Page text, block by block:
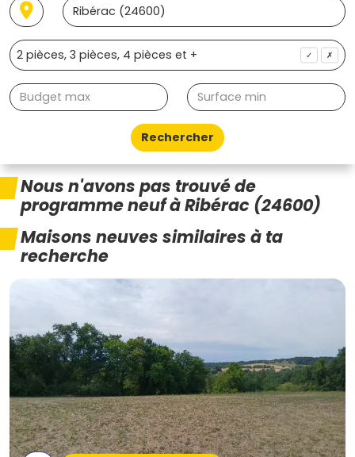
✓ ✗
Rechercher
Nous n'avons pas trouvé de
programme neuf à Ribérac (24600)
Maisons neuves similaires à ta
recherche